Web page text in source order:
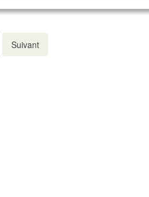
Suivant